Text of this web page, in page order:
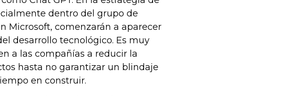
dentro del grupo de
Microsoft, comenzarán a aparecer
desarrollo tecnológico. Es muy
a las compañías a reducir la
hasta no garantizar un blindaje
en construir.